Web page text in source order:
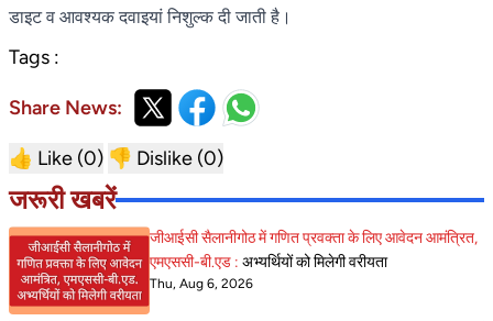
डाइट व आवश्यक दवाइयां निशुल्क दी जाती है।
Tags :
Share News:
👍 Like (0) 👎 Dislike (0)
जरूरी खबरें
जीआईसी सैलानीगोठ में गणित प्रवक्ता के लिए आवेदन आमंत्रित,
एमएससी-बी.एड : अभ्यर्थियों को मिलेगी वरीयता
Thu, Aug 6, 2026